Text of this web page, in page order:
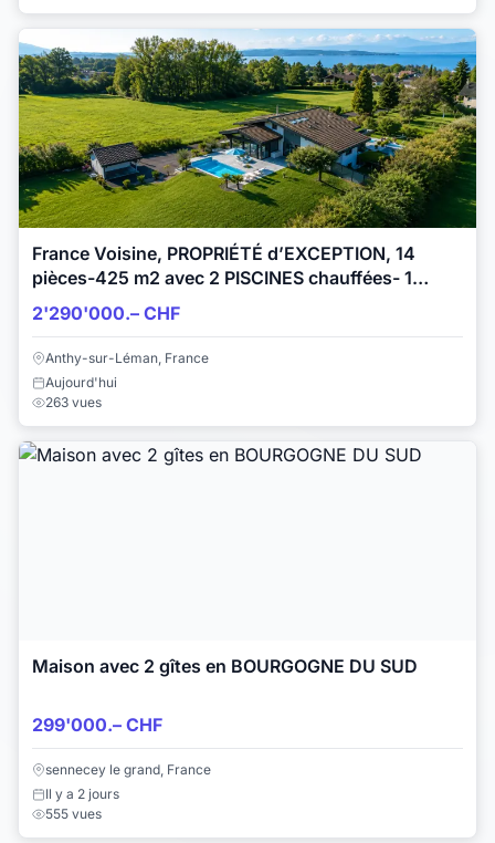
France Voisine, PROPRIÉTÉ d’EXCEPTION, 14
pièces-425 m2 avec 2 PISCINES chauffées- 1
JACUZZI
2'290'000.– CHF
Anthy-sur-Léman, France
Aujourd'hui
263 vues
Maison avec 2 gîtes en BOURGOGNE DU SUD
299'000.– CHF
sennecey le grand, France
Il y a 2 jours
555 vues